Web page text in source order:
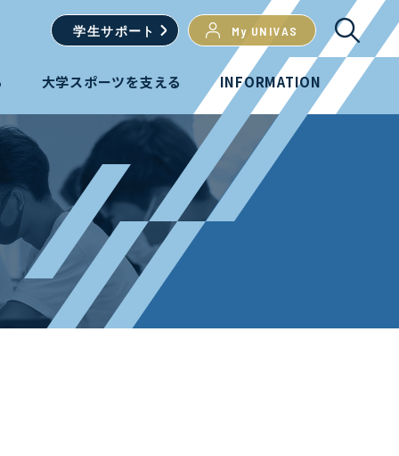
学生サポート My UNIVAS
大学スポーツを支える INFORMATION